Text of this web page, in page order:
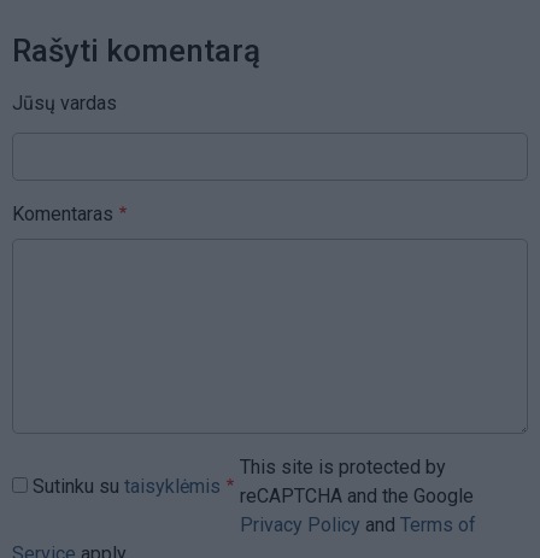
Rašyti komentarą
Jūsų vardas
Komentaras
Sutinku su taisyklėmis
This site is protected by
reCAPTCHA and the Google
Privacy Policy and Terms of